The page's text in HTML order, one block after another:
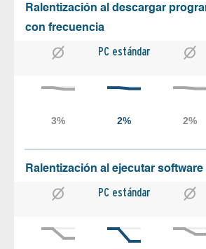
Ralentización al descargar
con frecuencia
PC estándar
Ralentización al ejecutar
PC estándar